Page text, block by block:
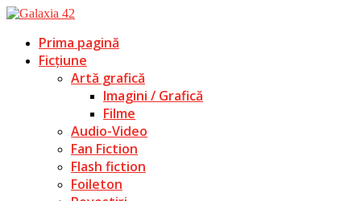
Prima pagină
Ficțiune
Artă grafică
Imagini / Grafică
Filme
Audio-Video
Fan Fiction
Flash fiction
Foileton